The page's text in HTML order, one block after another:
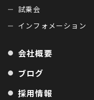
試乗会
インフォメーション
会社概要
ブログ
採用情報